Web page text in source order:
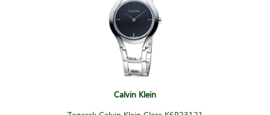
Calvin Klein